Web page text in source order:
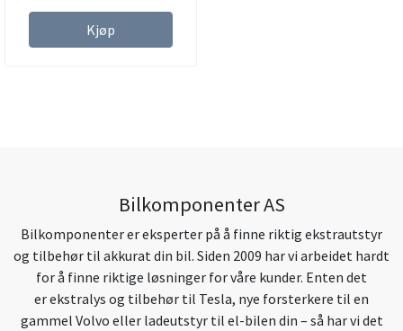
Kjøp
Bilkomponenter AS
Bilkomponenter er eksperter på å finne riktig ekstrautstyr
og tilbehør til akkurat din bil. Siden 2009 har vi arbeidet hardt
for å finne riktige løsninger for våre kunder. Enten det
er ekstralys og tilbehør til Tesla, nye forsterkere til en
gammel Volvo eller ladeutstyr til el-bilen din – så har vi det